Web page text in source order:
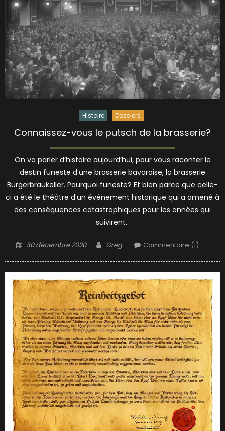
Histoire Dossiers
Connaissez-vous le putsch de la brasserie?
On va parler d’histoire aujourd’hui, pour vous raconter le
destin funeste d’une brasserie bavaroise, la brasserie
Burgerbraukeller. Pourquoi funeste? Et bien parce que celle-
ci a été le théâtre d’un événement historique qui a amené à
des conséquences catastrophiques pour les années qui
suivirent.
Posted
30 décembre 2020 Author
Greg Commentaire (1)